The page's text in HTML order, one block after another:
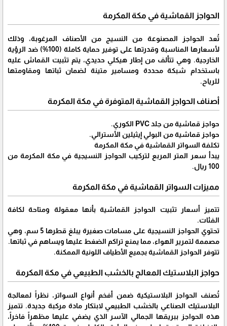
الحواجز القماشية في مكة المكرمة
تُعد الحواجز المصنوعة من النسيج من الأصناف المرغوبة، وذلك
لأسعارها المناسبة وقدرتها على توفير حماية كاملة (100%) ضد الرؤية
الخارجية. وهي تتألف من إطار هيكلي حديدي، يتم تثبيت القماش عليه
باستخدام شبكة محددة ومسامير متينة لضمان ثباتها ومقاومتها
للرياح.
أصناف الحواجز القماشية المتوفرة في مكة المكرمة
حواجز قماشية من جلد PVC الكوري.
حواجز قماشية من البولي إيثيلين الأسترالي.
تكلفة السواتر القماشية في مكة المكرمة
يبدأ سعر المتر المربع لتركيب الحواجز النسيجية في مكة المكرمة من
100 ريال.
مميزات السواتر القماشية في مكة المكرمة
تتميز أسعار تثبيت الحواجز القماشية بأنها معقولة ومتاحة لكافة
الفئات.
تحتوي الحواجز النسيجية على مسامات صغيرة يبلغ قطرها 5 سم، وهي
مصممة لتمرير الهواء، مما يمنع تراكم الضغط عليها ويساهم في ثباتها.
تتوفر الحواجز القماشية بجميع الأطياف اللونية الممكنة.
حواجز البلاستيك المعالج بالخشب الطبيعي في مكة المكرمة
تُصنف الحواجز البلاستيكية ضمن أفخم أنواع السواتر، نظراً لمعالجة
البلاستيك الصناعي بالخشب الطبيعي لابتكار مادة مركبة جديدة. تتميز
هذه الحواجز ببريقها الجمالي الآسر الذي يضفي عليها مظهراً فاخراً،